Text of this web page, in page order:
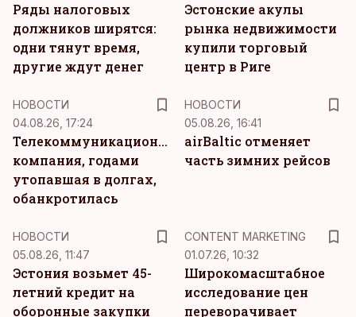
Ряды налоговых
должников ширятся:
одни тянут время,
другие ждут денег
Эстонские акулы
рынка недвижимости
купили торговый
центр в Риге
НОВОСТИ
04.08.26, 17:24
Телекоммуникационная
компания, годами
утопавшая в долгах,
обанкротилась
НОВОСТИ
05.08.26, 16:41
airBaltic отменяет
часть зимних рейсов
НОВОСТИ
05.08.26, 11:47
Эстония возьмет 45-
летний кредит на
оборонные закупки
CONTENT MARKETING
01.07.26, 10:32
Широкомасштабное
исследование цен
переворачивает